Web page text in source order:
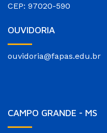
CEP: 97020-590
OUVIDORIA
ouvidoria@fapas.edu.br
CAMPO GRANDE - MS